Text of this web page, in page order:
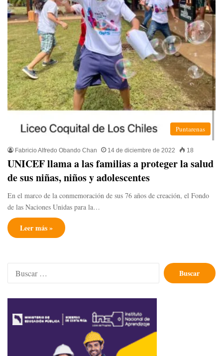
Puntarenas
Fabricio Alfredo Obando Chan 14 de diciembre de 2022 18
UNICEF llama a las familias a proteger la salud
de sus niñas, niños y adolescentes
En el marco de la conmemoración de sus 76 años de creación, el Fondo
de las Naciones Unidas para la…
Leer más »
Buscar: